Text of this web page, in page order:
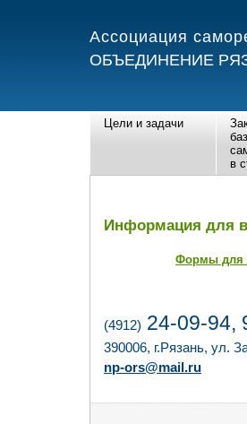
Ассоциация
ОБЪЕДИНЕНИЕ
Цели и задачи
в
Информация для
Формы для
(4912) 24-09-94,
390006, г.Рязань, ул.
np-ors@mail.ru